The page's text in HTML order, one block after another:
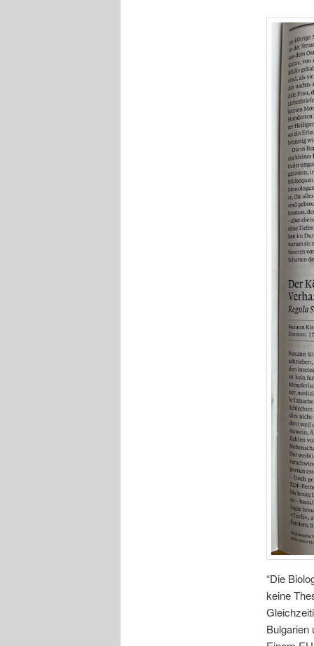
“Die
keine
Bulgarien